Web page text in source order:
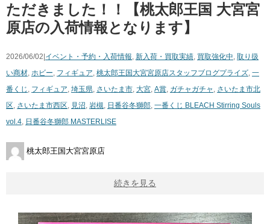
ただきました！！【桃太郎王国 大宮宮
原店の入荷情報となります】
2026/06/02|イベント・予約・入荷情報, 新入荷・買取実績, 買取強化中, 取り扱
い商材, ホビー, フィギュア, 桃太郎王国大宮宮原店スタッフブログプライズ, 一
番くじ , フィギュア, 埼玉県, さいたま市, 大宮, A賞, ガチャガチャ , さいたま市北
区, さいたま市西区, 見沼, 岩槻, 日番谷冬獅郎, 一番くじ BLEACH Stirring Souls
vol.4, 日番谷冬獅郎 MASTERLISE
桃太郎王国大宮宮原店
続きを見る